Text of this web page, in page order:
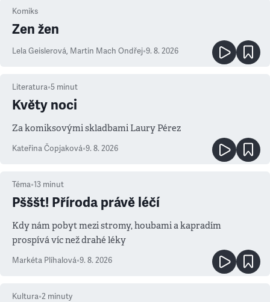
Komiks
Zen žen
Lela Geislerová, Martin Mach Ondřej•9. 8. 2026
Literatura•5 minut
Květy noci
Za komiksovými skladbami Laury Pérez
Kateřina Čopjaková•9. 8. 2026
Téma•13 minut
Pšššt! Příroda právě léčí
Kdy nám pobyt mezi stromy, houbami a kapradím
prospívá víc než drahé léky
Markéta Plíhalová•9. 8. 2026
Kultura•2 minuty